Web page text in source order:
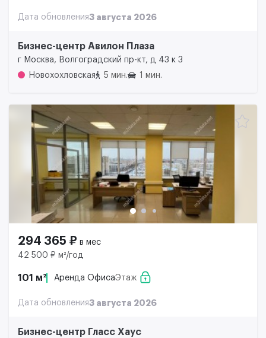
Дата обновления3 августа 2026
Бизнес-центр Авилон Плаза
г Москва, Волгоградский пр-кт, д 43 к 3
Новохохловская
5 мин. 1 мин.
294 365 ₽ в мес
42 500 ₽ м²/год
101 м² Аренда ОфисаЭтаж
Дата обновления3 августа 2026
Бизнес-центр Гласс Хаус